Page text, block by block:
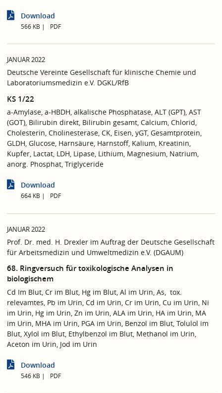
Download
566 KB PDF
JANUAR 2022
Deutsche Vereinte Gesellschaft für klinische Chemie und
Laboratoriumsmedizin e.V. DGKL/RfB
KS 1/22
a-Amylase, a-HBDH, alkalische Phosphatase, ALT (GPT), AST
(GOT), Bilirubin direkt, Bilirubin gesamt, Calcium, Chlorid,
Cholesterin, Cholinesterase, CK, Eisen, yGT, Gesamtprotein,
GLDH, Glucose, Harnsäure, Harnstoff, Kalium, Kreatinin,
Kupfer, Lactat, LDH, Lipase, Lithium, Magnesium, Natrium,
anorg. Phosphat, Triglyceride
Download
664 KB PDF
JANUAR 2022
Prof. Dr. med. H. Drexler im Auftrag der Deutsche Gesellschaft
für Arbeitsmedizin und Umweltmedizin e.V. (DGAUM)
68. Ringversuch für toxikologische Analysen in
biologischem
Cd Im Blut, Cr im Blut, Hg im Blut, Al im Urin, As, tox.
relevamtes, Pb im Urin, Cd im Urin, Cr im Urin, Cu im Urin, Ni
im Urin, Hg im Urin, Zn im Urin, ALA im Urin, HA im Urin, MA
im Urin, MHA im Urin, PGA im Urin, Benzol im Blut, Tolulol im
Blut, Xylol im Blut, Ethylbenzol im Blut, Methanol im Urin,
Aceton im Urin, Jod im Urin
Download
546 KB PDF